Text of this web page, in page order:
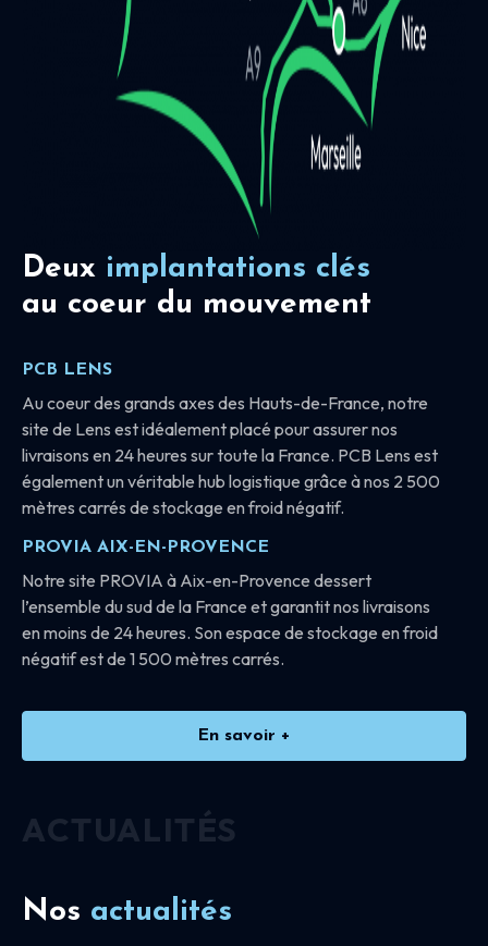
Deux implantations clés
au coeur du mouvement
PCB LENS
Au coeur des grands axes des Hauts-de-France, notre
site de Lens est idéalement placé pour assurer nos
livraisons en 24 heures sur toute la France. PCB Lens est
également un véritable hub logistique grâce à nos 2 500
mètres carrés de stockage en froid négatif.
PROVIA AIX-EN-PROVENCE
Notre site PROVIA à Aix-en-Provence dessert
l’ensemble du sud de la France et garantit nos livraisons
en moins de 24 heures. Son espace de stockage en froid
négatif est de 1 500 mètres carrés.
En savoir +
ACTUALITÉS
Nos actualités